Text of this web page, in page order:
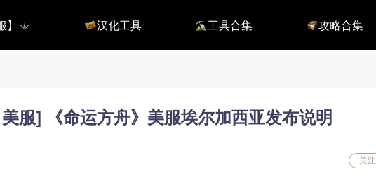
】 汉化工具 工具合集
职业构筑
百科地图
魅魔炫舞模拟
攻略合集
服] 《命运方舟》美服埃尔加西亚发布说明
关注